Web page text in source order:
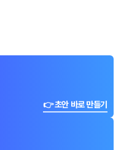
👉 초안 바로 만들기